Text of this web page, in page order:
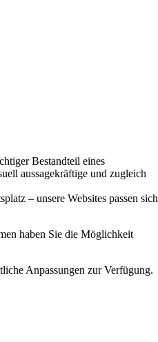
Bestandteil eines
aussagekräftige und zugleich
– unsere Websites passen sich
haben Sie die Möglichkeit
Anpassungen zur Verfügung.